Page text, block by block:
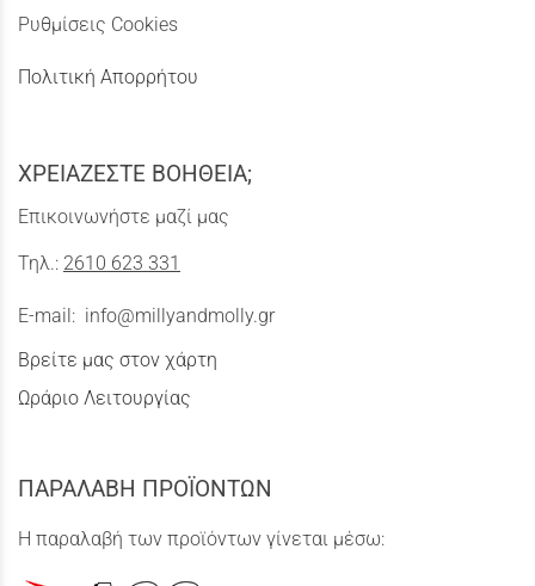
Ρυθμίσεις Cookies
Πολιτική Απορρήτου
ΧΡΕΙΑΖΕΣΤΕ ΒΟΗΘΕΙΑ;
Επικοινωνήστε μαζί μας
Τηλ.: 2610 623 331
E-mail: info@millyandmolly.gr
Βρείτε μας στον χάρτη
Ωράριο Λειτουργίας
ΠΑΡΑΛΑΒΗ ΠΡΟΪΟΝΤΩΝ
Η παραλαβή των προϊόντων γίνεται μέσω: